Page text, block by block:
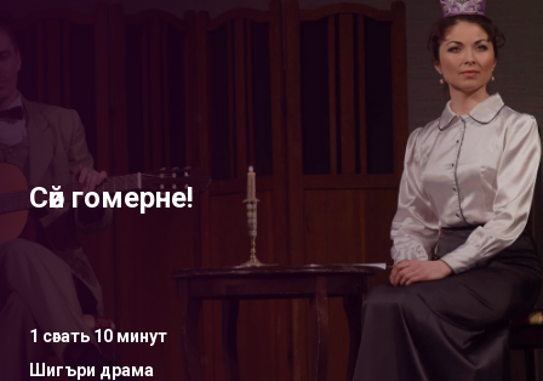
Сөй гомерне!
1 сәгать 10 минут
Шигъри драма